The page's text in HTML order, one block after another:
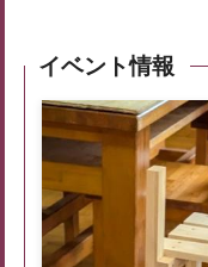
イベント情報